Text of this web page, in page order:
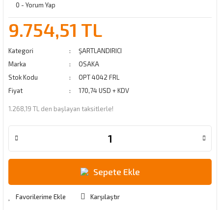
0 - Yorum Yap
9.754,51 TL
Kategori
ŞARTLANDIRICI
Marka
OSAKA
Stok Kodu
OPT 4042 FRL
Fiyat
170,74 USD + KDV
1.268,19 TL den başlayan taksitlerle!
Sepete Ekle
Karşılaştır